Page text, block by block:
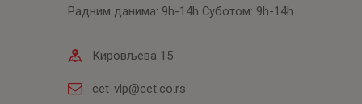
Радним данима: 9h-14h Суботом: 9h-14h
Кировљева 15
cet-vlp@cet.co.rs